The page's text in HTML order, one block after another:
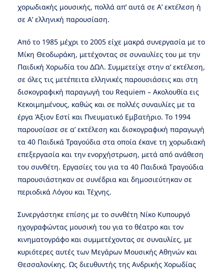
χορωδιακής μουσικής, πολλά απ’ αυτά σε Α’ εκτέλεση ή
σε Α’ ελληνική παρουσίαση.
Από το 1985 μέχρι το 2005 είχε μακρά συνεργασία με το
Μίκη Θεοδωράκη, μετέχοντας σε συναυλίες του με την
Παιδική Χορωδία του ΔΩΛ. Συμμετείχε στην α’ εκτέλεση,
σε όλες τις μετέπειτα ελληνικές παρουσιάσεις και στη
δισκογραφική παραγωγή του Requiem – Ακολουθία εις
Κεκοιμημένους, καθώς και σε πολλές συναυλίες με τα
έργα Άξιον Εστί και Πνευματικό Εμβατήριο. Το 1994
παρουσίασε σε α’ εκτέλεση και δισκογραφική παραγωγή
τα 40 Παιδικά Τραγούδια στα οποία έκανε τη χορωδιακή
επεξεργασία και την ενορχήστρωση, μετά από ανάθεση
του συνθέτη. Εργασίες του για τα 40 Παιδικά Τραγούδια
παρουσιάστηκαν σε συνέδρια και δημοσιεύτηκαν σε
περιοδικά Λόγου και Τέχνης.
Συνεργάστηκε επίσης με το συνθέτη Νίκο Κυπουργό
ηχογραφώντας μουσική του για το θέατρο και τον
κινηματογράφο και συμμετέχοντας σε συναυλίες, με
κυριότερες αυτές των Μεγάρων Μουσικής Αθηνών και
Θεσσαλονίκης. Ως διευθυντής της Ανδρικής Χορωδίας